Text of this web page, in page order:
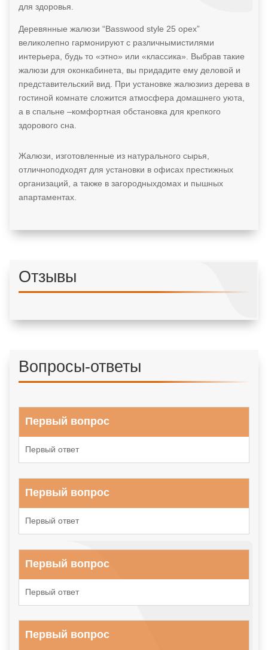
для здоровья.
Деревянные жалюзи “Basswood style 25 орех”
великолепно гармонируют с различнымистилями
интерьера, будь то «этно» или «классика». Выбрав такие
жалюзи для оконкабинета, вы придадите ему деловой и
представительский вид. При установке жалюзииз дерева в
гостиной комнате сложится атмосфера домашнего уюта,
а в спальне –комфортная обстановка для крепкого
здорового сна.
Жалюзи, изготовленные из натурального сырья,
отличноподходят для установки в офисах престижных
организаций, а также в загородныхдомах и пышных
апартаментах.
Отзывы
Вопросы-ответы
Первый вопрос
Первый ответ
Первый вопрос
Первый ответ
Первый вопрос
Первый ответ
Первый вопрос